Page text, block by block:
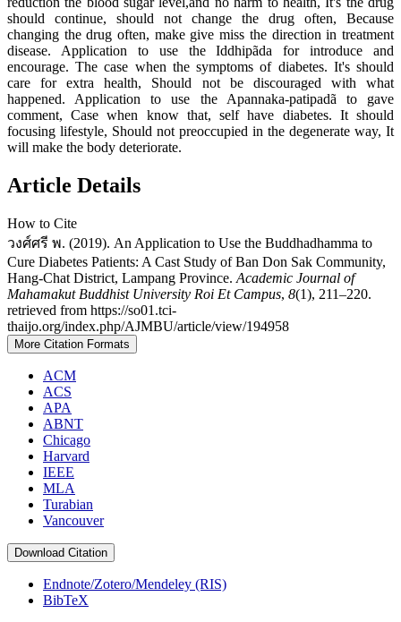
should continue, should not change the drug often, Because
changing the drug often, make give miss the direction in treatment
disease. Application to use the Iddhipãda for introduce and
encourage. The case when the symptoms of diabetes. It's should
care for extra health, Should not be discouraged with what
happened. Application to use the Apannaka-patipadã to gave
comment, Case when know that, self have diabetes. It should
focusing lifestyle, Should not preoccupied in the degenerate way, It
will make the body deteriorate.
Article Details
How to Cite
วงศ์ศรี พ. (2019). An Application to Use the Buddhadhamma to
Cure Diabetes Patients: A Cast Study of Ban Don Sak Community,
Hang-Chat District, Lampang Province. Academic Journal of
Mahamakut Buddhist University Roi Et Campus, 8(1), 211–220.
retrieved from https://so01.tci-
thaijo.org/index.php/AJMBU/article/view/194958
More Citation Formats
ACM
ACS
APA
ABNT
Chicago
Harvard
IEEE
MLA
Turabian
Vancouver
Download Citation
Endnote/Zotero/Mendeley (RIS)
BibTeX